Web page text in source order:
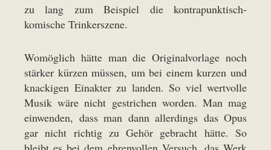
zu lang zum Beispiel die kontrapunktisch-
komische Trinkerszene.
Womöglich hätte man die Originalvorlage noch
stärker kürzen müssen, um bei einem kurzen und
knackigen Einakter zu landen. So viel wertvolle
Musik wäre nicht gestrichen worden. Man mag
einwenden, dass man dann allerdings das Opus
gar nicht richtig zu Gehör gebracht hätte. So